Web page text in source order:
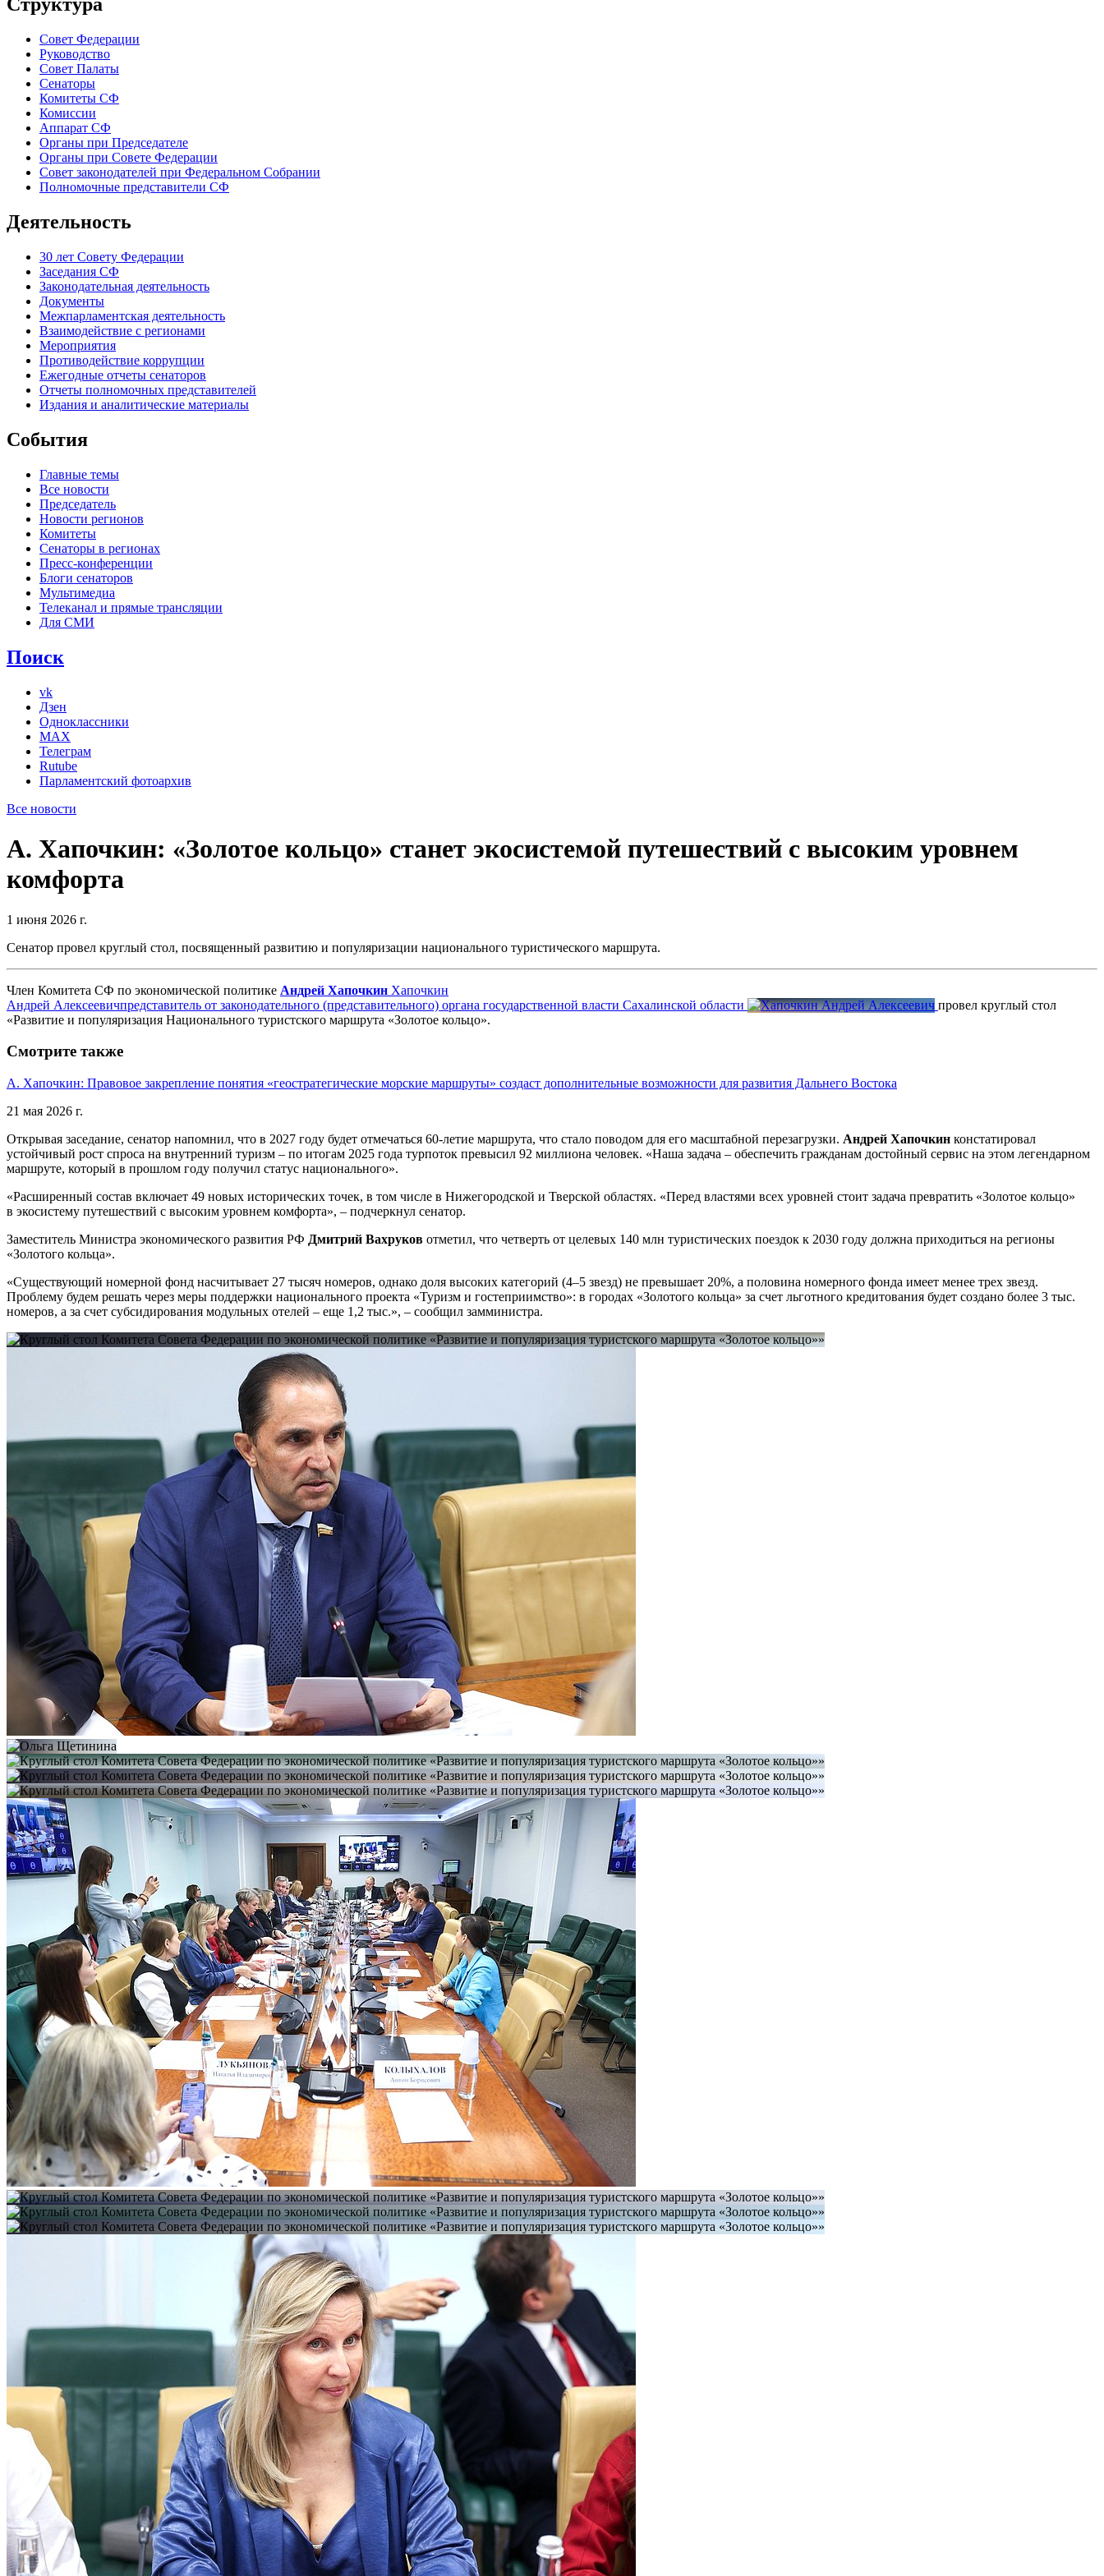
Структура
Совет Федерации
Руководство
Совет Палаты
Сенаторы
Комитеты СФ
Комиссии
Аппарат СФ
Органы при Председателе
Органы при Совете Федерации
Совет законодателей при Федеральном Собрании
Полномочные представители СФ
Деятельность
30 лет Совету Федерации
Заседания СФ
Законодательная деятельность
Документы
Межпарламентская деятельность
Взаимодействие с регионами
Мероприятия
Противодействие коррупции
Ежегодные отчеты сенаторов
Отчеты полномочных представителей
Издания и аналитические материалы
События
Главные темы
Все новости
Председатель
Новости регионов
Комитеты
Сенаторы в регионах
Пресс-конференции
Блоги сенаторов
Мультимедиа
Телеканал и прямые трансляции
Для СМИ
Поиск
vk
Дзен
Одноклассники
MAX
Телеграм
Rutube
Парламентский фотоархив
Все новости
А. Хапочкин: «Золотое кольцо» станет экосистемой путешествий с высоким уровнем
комфорта
1 июня 2026 г.
Сенатор провел круглый стол, посвященный развитию и популяризации национального туристического маршрута.
Член Комитета СФ по экономической политике Андрей Хапочкин Хапочкин
Андрей Алексеевичпредставитель от законодательного (представительного) органа государственной власти Сахалинской области
провел круглый стол
«Развитие и популяризация Национального туристского маршрута «Золотое кольцо».
Смотрите также
А. Хапочкин: Правовое закрепление понятия «геостратегические морские маршруты» создаст дополнительные возможности для развития Дальнего Востока
21 мая 2026 г.
Открывая заседание, сенатор напомнил, что в 2027 году будет отмечаться 60-летие маршрута, что стало поводом для его масштабной перезагрузки. Андрей Хапочкин констатировал
устойчивый рост спроса на внутренний туризм – по итогам 2025 года турпоток превысил 92 миллиона человек. «Наша задача – обеспечить гражданам достойный сервис на этом легендарном
маршруте, который в прошлом году получил статус национального».
«Расширенный состав включает 49 новых исторических точек, в том числе в Нижегородской и Тверской областях. «Перед властями всех уровней стоит задача превратить «Золотое кольцо»
в экосистему путешествий с высоким уровнем комфорта», – подчеркнул сенатор.
Заместитель Министра экономического развития РФ Дмитрий Вахруков отметил, что четверть от целевых 140 млн туристических поездок к 2030 году должна приходиться на регионы
«Золотого кольца».
«Существующий номерной фонд насчитывает 27 тысяч номеров, однако доля высоких категорий (4–5 звезд) не превышает 20%, а половина номерного фонда имеет менее трех звезд.
Проблему будем решать через меры поддержки национального проекта «Туризм и гостеприимство»: в городах «Золотого кольца» за счет льготного кредитования будет создано более 3 тыс.
номеров, а за счет субсидирования модульных отелей – еще 1,2 тыс.», – сообщил замминистра.